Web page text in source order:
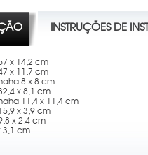
INSTRUÇÕES DE
x 14,2 cm
x 11,7 cm
8 x 8 cm
x 8,1 cm
11,4 x 11,4 cm
x 3,9 cm
x 2,4 cm
3,1 cm